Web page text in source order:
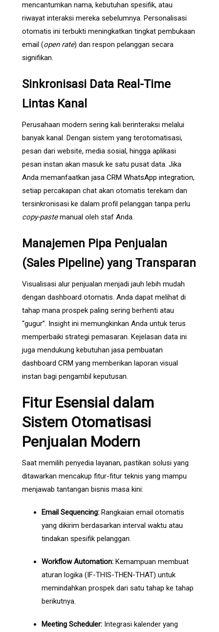
mencantumkan nama, kebutuhan spesifik, atau
riwayat interaksi mereka sebelumnya. Personalisasi
otomatis ini terbukti meningkatkan tingkat pembukaan
email (open rate) dan respon pelanggan secara
signifikan.
Sinkronisasi Data Real-Time
Lintas Kanal
Perusahaan modern sering kali berinteraksi melalui
banyak kanal. Dengan sistem yang terotomatisasi,
pesan dari website, media sosial, hingga aplikasi
pesan instan akan masuk ke satu pusat data. Jika
Anda memanfaatkan jasa CRM WhatsApp integration,
setiap percakapan chat akan otomatis terekam dan
tersinkronisasi ke dalam profil pelanggan tanpa perlu
copy-pastemanual oleh staf Anda.
Manajemen Pipa Penjualan
(Sales Pipeline) yang Transparan
Visualisasi alur penjualan menjadi jauh lebih mudah
dengan dashboard otomatis. Anda dapat melihat di
tahap mana prospek paling sering berhenti atau
“gugur”. Insight ini memungkinkan Anda untuk terus
memperbaiki strategi pemasaran. Kejelasan data ini
juga mendukung kebutuhan jasa pembuatan
dashboard CRM yang memberikan laporan visual
instan bagi pengambil keputusan.
Fitur Esensial dalam
Sistem Otomatisasi
Penjualan Modern
Saat memilih penyedia layanan, pastikan solusi yang
ditawarkan mencakup fitur-fitur teknis yang mampu
menjawab tantangan bisnis masa kini:
Email Sequencing: Rangkaian email otomatis
yang dikirim berdasarkan interval waktu atau
tindakan spesifik pelanggan.
Workflow Automation: Kemampuan membuat
aturan logika (IF-THIS-THEN-THAT) untuk
memindahkan prospek dari satu tahap ke tahap
berikutnya.
Meeting Scheduler: Integrasi kalender yang